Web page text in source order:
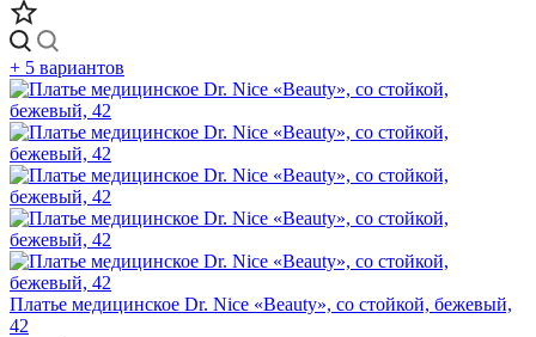
+ 5 вариантов
Платье медицинское Dr. Nice «Beauty», со стойкой, бежевый,
42